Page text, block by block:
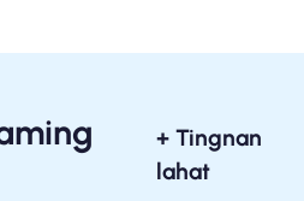
+ Tingnan
lahat